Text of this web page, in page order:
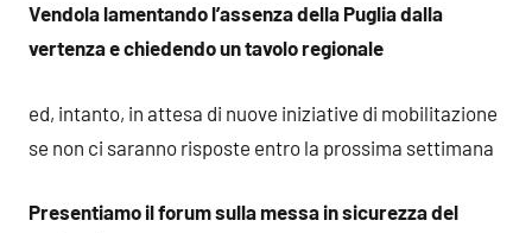
Vendola lamentando l’assenza della Puglia dalla
vertenza e chiedendo un tavolo regionale
ed, intanto, in attesa di nuove iniziative di mobilitazione
se non ci saranno risposte entro la prossima settimana
Presentiamo il forum sulla messa in sicurezza del